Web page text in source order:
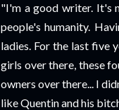
"I'm a good writer. It's
people's humanity.
ladies. For the last five
girls over there, these
owners over there... I
like Quentin and his